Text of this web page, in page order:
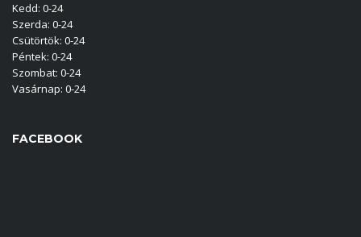
Kedd: 0-24
Szerda: 0-24
Csütörtök: 0-24
Péntek: 0-24
Szombat: 0-24
Vasárnap: 0-24
FACEBOOK